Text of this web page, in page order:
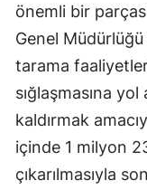
önemli bir
Genel
tarama
sığlaşmasına
kaldırmak
içinde 1 milyon
çıkarılmasıyla